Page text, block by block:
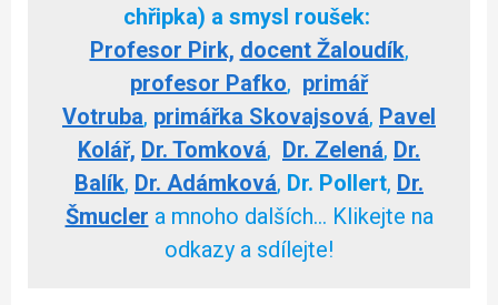
chřipka) a smysl roušek:
Profesor Pirk, docent Žaloudík,
profesor Pafko, primář
Votruba, primářka Skovajsová, Pavel
Kolář, Dr. Tomková, Dr. Zelená, Dr.
Balík, Dr. Adámková, Dr. Pollert, Dr.
Šmucler a mnoho dalších… Klikejte na
odkazy a sdílejte!